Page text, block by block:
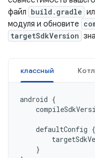
файл build.gradle
модуля и обновите
targetSdkVersion
классный
android {
defaultConfig {
}